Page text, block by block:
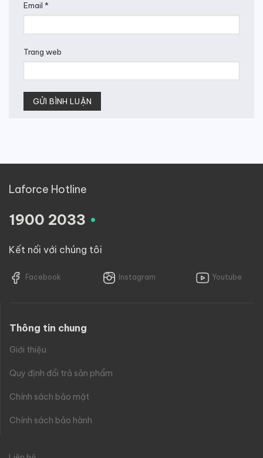
Email *
Trang web
Laforce Hotline
1900 2033 .
Kết nối với chúng tôi
Facebook Instagram Youtube
Thông tin chung
Giới thiệu
Quy định đổi trả sản phẩm
Chính sách bảo mật
Chính sách bảo hành